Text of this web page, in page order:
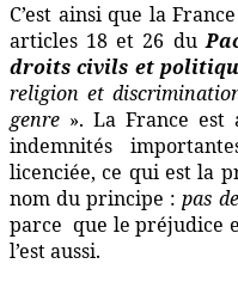
C’est ainsi que la
articles 18 et 26 du
droits civils et
religion et
genre ». La France est
indemnités
licenciée, ce qui est la
nom du principe :pas
parce que le préjudice
l’est aussi.